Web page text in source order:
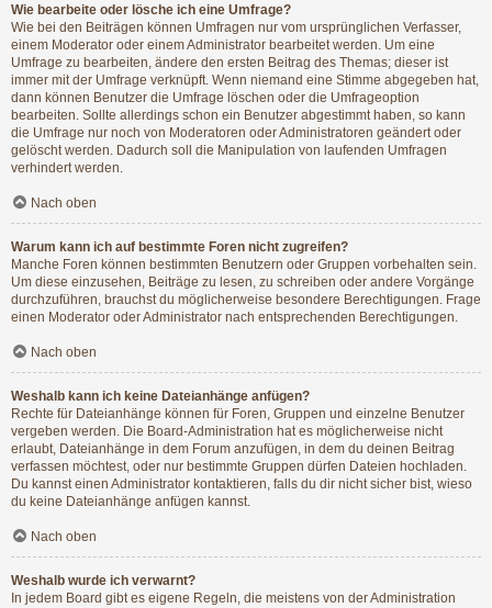
Wie bearbeite oder lösche ich eine Umfrage?
Wie bei den Beiträgen können Umfragen nur vom ursprünglichen Verfasser,
einem Moderator oder einem Administrator bearbeitet werden. Um eine
Umfrage zu bearbeiten, ändere den ersten Beitrag des Themas; dieser ist
immer mit der Umfrage verknüpft. Wenn niemand eine Stimme abgegeben hat,
dann können Benutzer die Umfrage löschen oder die Umfrageoption
bearbeiten. Sollte allerdings schon ein Benutzer abgestimmt haben, so kann
die Umfrage nur noch von Moderatoren oder Administratoren geändert oder
gelöscht werden. Dadurch soll die Manipulation von laufenden Umfragen
verhindert werden.
Nach oben
Warum kann ich auf bestimmte Foren nicht zugreifen?
Manche Foren können bestimmten Benutzern oder Gruppen vorbehalten sein.
Um diese einzusehen, Beiträge zu lesen, zu schreiben oder andere Vorgänge
durchzuführen, brauchst du möglicherweise besondere Berechtigungen. Frage
einen Moderator oder Administrator nach entsprechenden Berechtigungen.
Nach oben
Weshalb kann ich keine Dateianhänge anfügen?
Rechte für Dateianhänge können für Foren, Gruppen und einzelne Benutzer
vergeben werden. Die Board-Administration hat es möglicherweise nicht
erlaubt, Dateianhänge in dem Forum anzufügen, in dem du deinen Beitrag
verfassen möchtest, oder nur bestimmte Gruppen dürfen Dateien hochladen.
Du kannst einen Administrator kontaktieren, falls du dir nicht sicher bist, wieso
du keine Dateianhänge anfügen kannst.
Nach oben
Weshalb wurde ich verwarnt?
In jedem Board gibt es eigene Regeln, die meistens von der Administration